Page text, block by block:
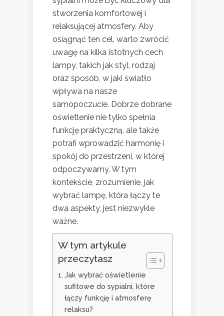
stworzenia komfortowej i
relaksującej atmosfery. Aby
osiągnąć ten cel, warto zwrócić
uwagę na kilka istotnych cech
lampy, takich jak styl, rodzaj
oraz sposób, w jaki światło
wpływa na nasze
samopoczucie. Dobrze dobrane
oświetlenie nie tylko spełnia
funkcję praktyczną, ale także
potrafi wprowadzić harmonię i
spokój do przestrzeni, w której
odpoczywamy. W tym
kontekście, zrozumienie, jak
wybrać lampę, która łączy te
dwa aspekty, jest niezwykle
ważne.
W tym artykule
przeczytasz
Jak wybrać oświetlenie
sufitowe do sypialni, które
łączy funkcję i atmosferę
relaksu?